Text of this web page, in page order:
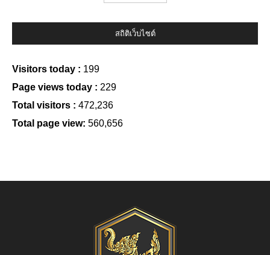
สถิติเว็บไซต์
Visitors today : 199
Page views today : 229
Total visitors : 472,236
Total page view: 560,656